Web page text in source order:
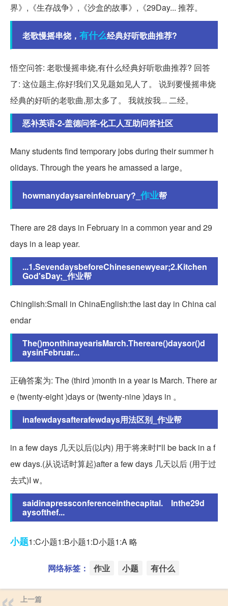
界》,《生存战争》,《沙盒的故事》,《29Day... 推荐。
老歌慢摇串烧， 有什么经典好听歌曲推荐?
悟空问答: 老歌慢摇串烧,有什么经典好听歌曲推荐? 回答
了: 这位题主,你好!我们又见题如见人了。 说到要慢摇串烧
经典的好听的老歌曲,那太多了。 我就按我... 二经。
恶补英语-2-盖德问答-化工人互助问答社区
Many students find temporary jobs during their summer h
olidays. Through the years he amassed a large。
howmanydaysareinfebruary?_ 作业帮
There are 28 days in February in a common year and 29
days in a leap year.
...1.SevendaysbeforeChinesenewyear;2.Kitchen
God'sDay;_作业帮
Chinglish:Small in ChinaEnglish:the last day in China cal
endar
The()monthinayearisMarch.Thereare()daysor()d
aysinFebruar...
正确答案为: The (third )month in a year is March. There ar
e (twenty-eight )days or (twenty-nine )days in 。
inafewdaysafterafewdays用法区别_作业帮
in a few days 几天以后(以内) 用于将来时I"ll be back in a f
ew days.(从说话时算起)after a few days 几天以后 (用于过
去式)I w。
saidinapressconferenceinthecapital. Inthe29d
aysofthef...
小题1:C小题1:B小题1:D小题1:A 略
网络标签： 作业 小题 有什么
上一篇